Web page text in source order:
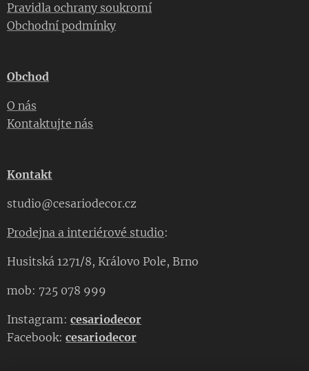
Pravidla ochrany soukromí
Obchodní podmínky
Obchod
O nás
Kontaktujte nás
Kontakt
studio@cesariodecor.cz
Prodejna a interiérové studio:
Husitská 1271/8, Královo Pole, Brno
mob: 725 078 999
Instagram: cesariodecor
Facebook: cesariodecor